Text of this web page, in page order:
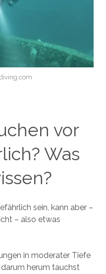
vor
Was
sein, kann aber –
– also etwas
in moderater Tiefe
herum tauchst